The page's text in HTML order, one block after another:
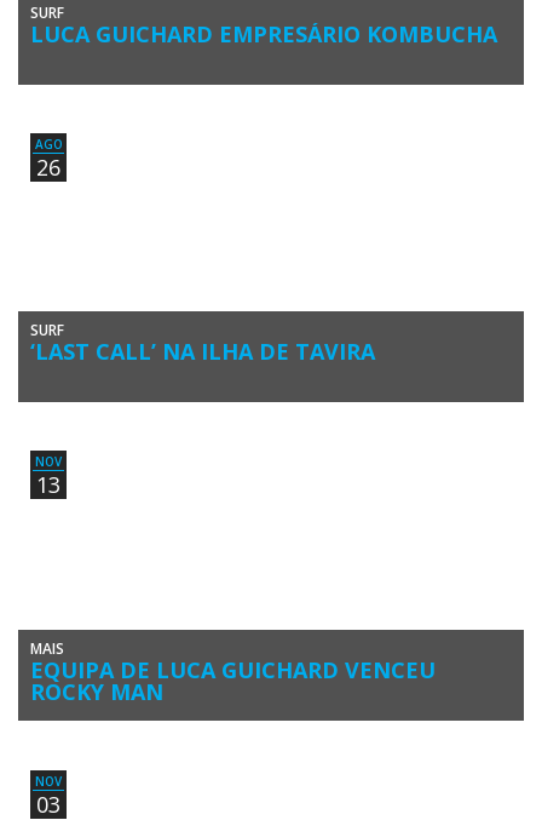
SURF
LUCA GUICHARD EMPRESÁRIO KOMBUCHA
O surfista algarvio Luca Guichard não participou em competições de
AGO
26
SURF
‘LAST CALL’ NA ILHA DE TAVIRA
Octávio Lourenço e Luca Guichard foram apanhados pela objetiva de
NOV
13
MAIS
EQUIPA DE LUCA GUICHARD VENCEU
ROCKY MAN
O ‘Team Escandinávia‘, com o surfista algarvio Luca Guichard; venceu
NOV
03